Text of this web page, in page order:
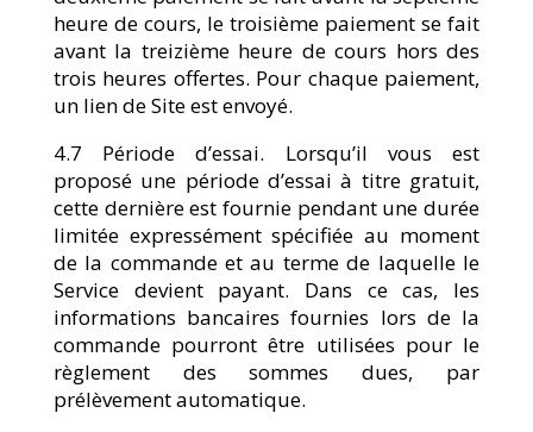
heure de cours, le troisième paiement se fait
avant la treizième heure de cours hors des
trois heures offertes. Pour chaque paiement,
un lien de Site est envoyé.
4.7 Période d’essai. Lorsqu’il vous est
proposé une période d’essai à titre gratuit,
cette dernière est fournie pendant une durée
limitée expressément spécifiée au moment
de la commande et au terme de laquelle le
Service devient payant. Dans ce cas, les
informations bancaires fournies lors de la
commande pourront être utilisées pour le
règlement des sommes dues, par
prélèvement automatique.